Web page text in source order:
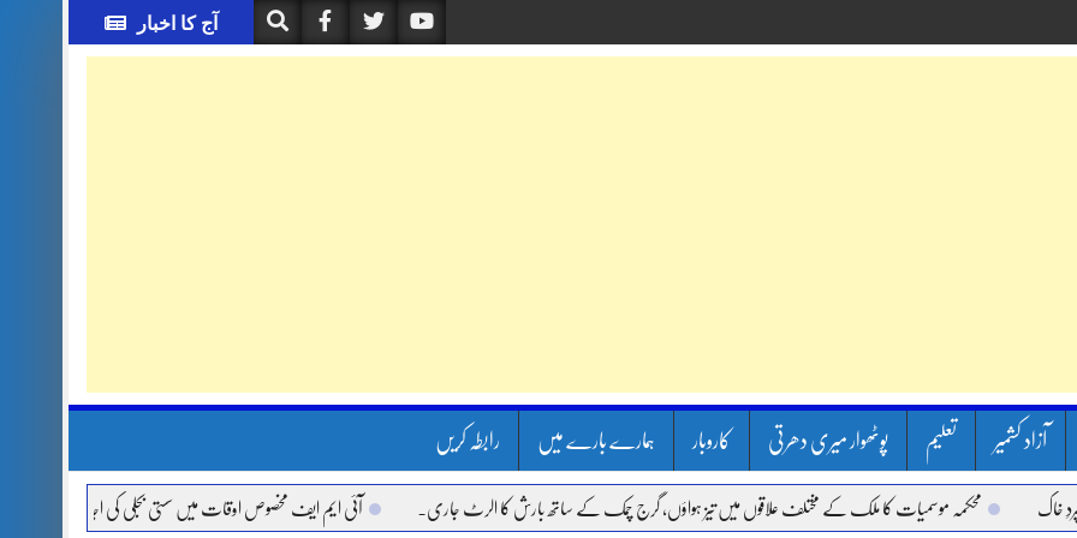
آج کا اخبار
آزاد کشمیر تعلیم پوٹھوار میری دھرتی کاروبار ہمارے بارے میں رابطہ کریں
محکمہ موسمیات کا ملک کے مختلف علاقوں میں تیز ہواؤں، گرج چمک کے ساتھ بارش کا الرٹ جاری. آئی ایم ایف مخصوص اوقات میں سستی بجلی کی اجازت نہیں دے رہا،